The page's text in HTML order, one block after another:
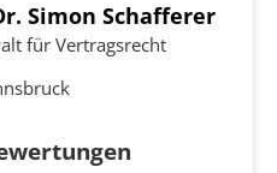
Simon Schafferer
für Vertragsrecht